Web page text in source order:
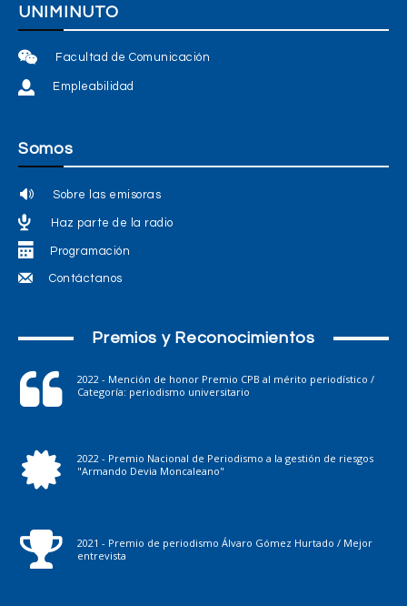
UNIMINUTO
Facultad de Comunicación
Empleabilidad
Somos
Sobre las emisoras
Haz parte de la radio
Programación
Contáctanos
Premios y Reconocimientos
2022 - Mención de honor Premio CPB al mérito periodístico /
Categoría: periodismo universitario
2022 - Premio Nacional de Periodismo a la gestión de riesgos
"Armando Devia Moncaleano"
2021 - Premio de periodismo Álvaro Gómez Hurtado / Mejor
entrevista